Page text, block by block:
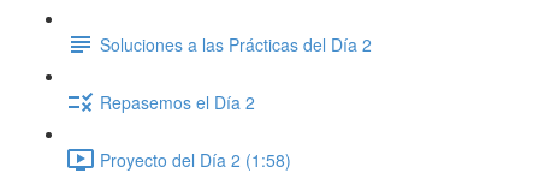
Soluciones a las Prácticas del Día 2
Repasemos el Día 2
Proyecto del Día 2 (1:58)